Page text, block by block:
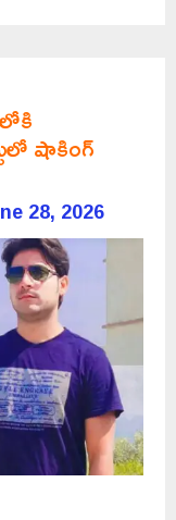
షాకింగ్
28, 2026